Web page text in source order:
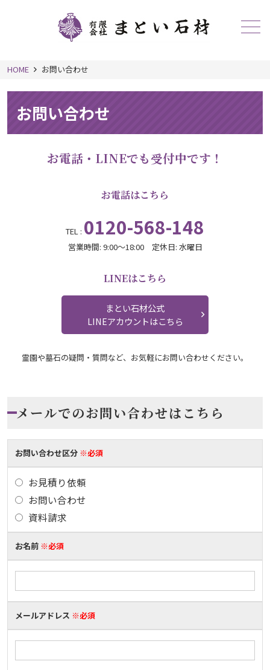
メニュー
HOME お問い合わせ
お問い合わせ
お電話・LINEでも受付中です！
お電話はこちら
TEL : 0120-568-148
営業時間: 9:00～18:00 定休日: 水曜日
LINEはこちら
まとい石材公式
LINEアカウントはこちら
霊園や墓石の疑問・質問など、お気軽にお問い合わせください。
メールでのお問い合わせはこちら
お問い合わせ区分 ※必須
お見積り依頼
お問い合わせ
資料請求
お名前 ※必須
メールアドレス ※必須